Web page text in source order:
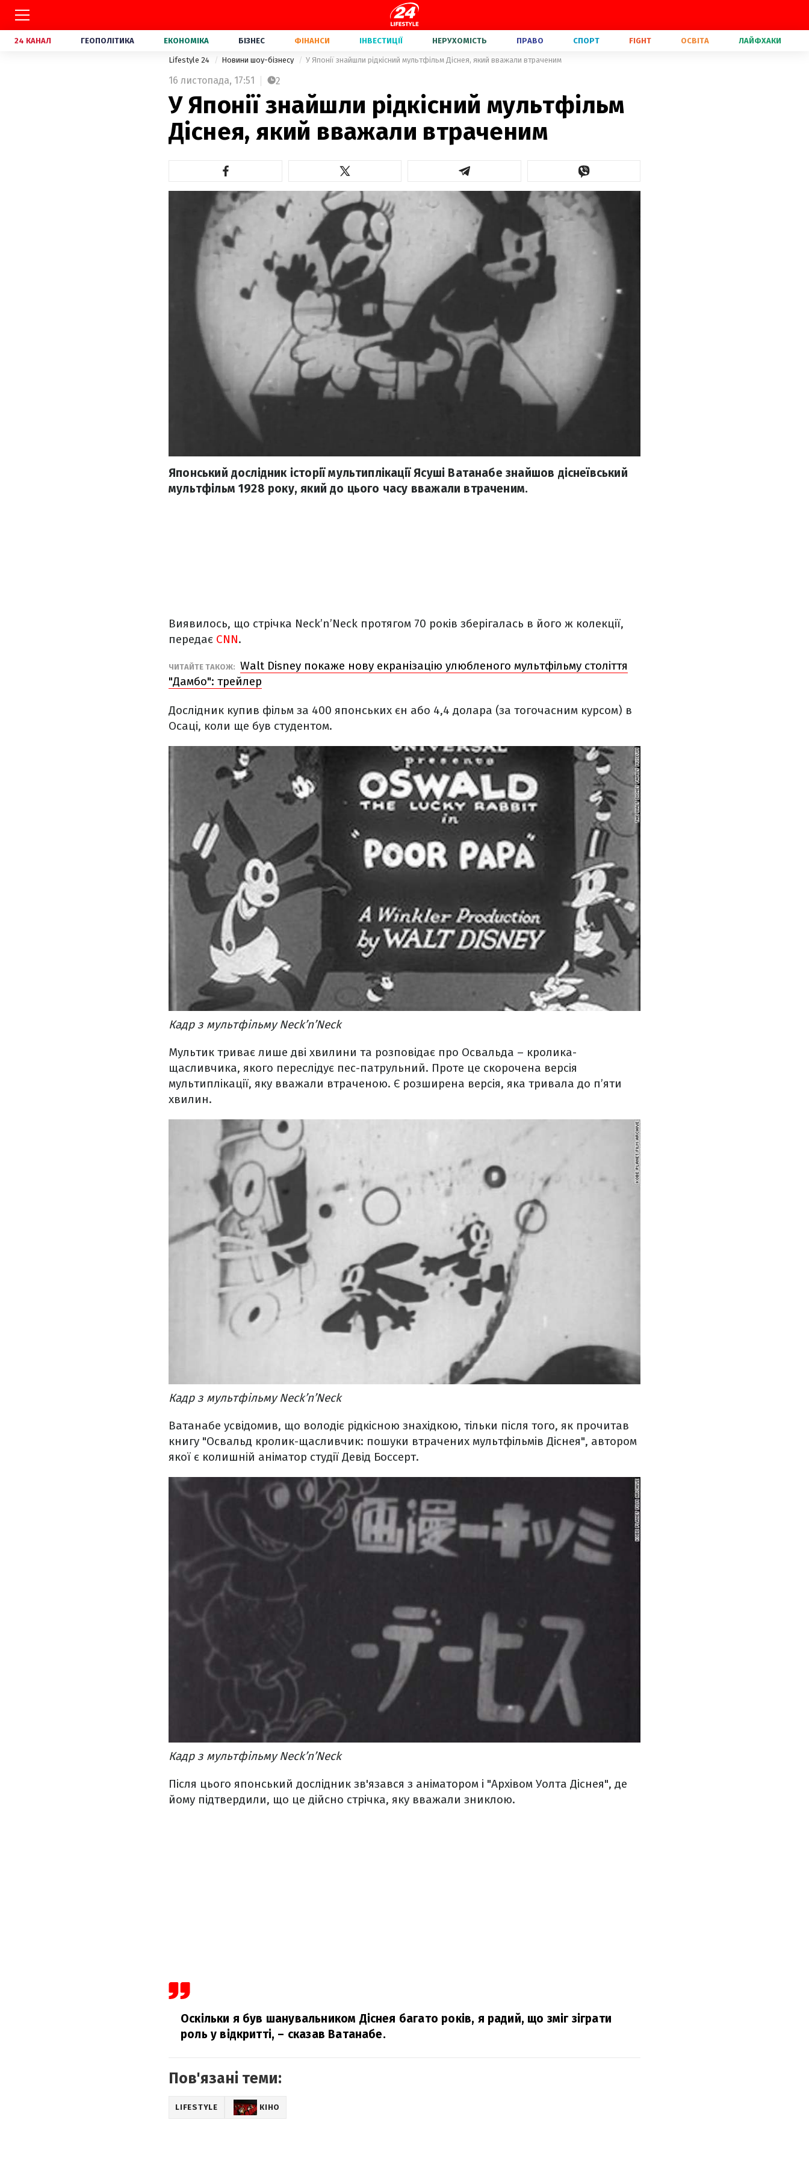
24 КАНАЛ ГЕОПОЛІТИКА ЕКОНОМІКА БІЗНЕС ФІНАНСИ ІНВЕСТИЦІЇ НЕРУХОМІСТЬ ПРАВО СПОРТ FIGHT ОСВІТА ЛАЙФХАКИ
Lifestyle 24 Новини шоу-бізнесу У Японії знайшли рідкісний мультфільм Діснея, який вважали втраченим
16 листопада, 17:51 2
У Японії знайшли рідкісний мультфільм
Діснея, який вважали втраченим
Японський дослідник історії мультиплікації Ясуші Ватанабе знайшов діснеївський
мультфільм 1928 року, який до цього часу вважали втраченим.
Виявилось, що стрічка Neck’n’Neck протягом 70 років зберігалась в його ж колекції,
передає CNN.
ЧИТАЙТЕ ТАКОЖ: Walt Disney покаже нову екранізацію улюбленого мультфільму століття
"Дамбо": трейлер
Дослідник купив фільм за 400 японських єн або 4,4 долара (за тогочасним курсом) в
Осаці, коли ще був студентом.
Кадр з мультфільму Neck’n’Neck
Мультик триває лише дві хвилини та розповідає про Освальда – кролика-
щасливчика, якого переслідує пес-патрульний. Проте це скорочена версія
мультиплікації, яку вважали втраченою. Є розширена версія, яка тривала до п’яти
хвилин.
Кадр з мультфільму Neck’n’Neck
Ватанабе усвідомив, що володіє рідкісною знахідкою, тільки після того, як прочитав
книгу "Освальд кролик-щасливчик: пошуки втрачених мультфільмів Діснея", автором
якої є колишній аніматор студії Девід Боссерт.
Кадр з мультфільму Neck’n’Neck
Після цього японський дослідник зв'язався з аніматором і "Архівом Уолта Діснея", де
йому підтвердили, що це дійсно стрічка, яку вважали зниклою.
Оскільки я був шанувальником Діснея багато років, я радий, що зміг зіграти
роль у відкритті, – сказав Ватанабе.
Пов'язані теми:
LIFESTYLE КІНО